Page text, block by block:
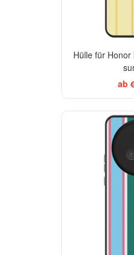
Hülle für
ab